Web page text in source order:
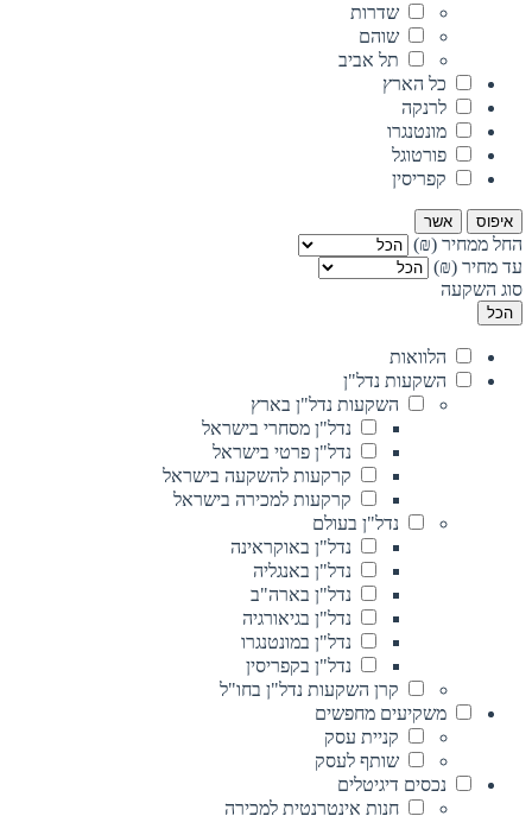
שדרות
שוהם
תל אביב
כל הארץ
לרנקה
מונטנגרו
פורטוגל
קפריסין
איפוס אשר
החל ממחיר (₪)
עד מחיר (₪)
סוג השקעה
הכל
הלוואות
השקעות נדל"ן
השקעות נדל"ן בארץ
נדל"ן מסחרי בישראל
נדל"ן פרטי בישראל
קרקעות להשקעה בישראל
קרקעות למכירה בישראל
נדל"ן בעולם
נדל"ן באוקראינה
נדל"ן באנגליה
נדל"ן בארה"ב
נדל"ן בגיאורגיה
נדל"ן במונטנגרו
נדל"ן בקפריסין
קרן השקעות נדל"ן בחו"ל
משקיעים מחפשים
קניית עסק
שותף לעסק
נכסים דיגיטלים
חנות אינטרנטית למכירה